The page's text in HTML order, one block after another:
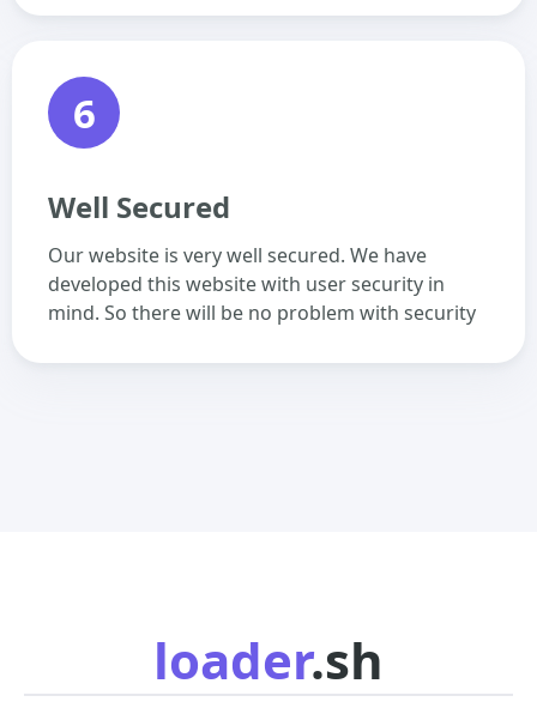
6
Well Secured
Our website is very well secured. We have
developed this website with user security in
mind. So there will be no problem with security
loader.sh